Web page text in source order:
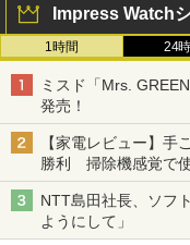
Impress Watch
1時間 24
ミスド「Mrs.
発売！
【家電レビュー】手
勝利 掃除機感覚で
NTT島田社長、ソフ
ようにして」